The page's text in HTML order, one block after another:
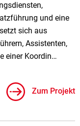
und eine
sich aus
Assistenten,
einer Koordin…
Zum Projekt